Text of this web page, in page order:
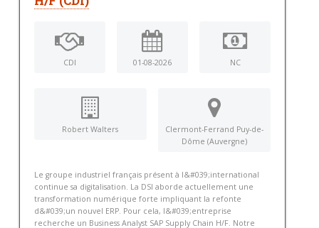
CDI 01-08-2026 NC
Robert Walters
Clermont-Ferrand Puy-de-
Dôme (Auvergne)
Le groupe industriel français présent à l&#039;international
continue sa digitalisation. La DSI aborde actuellement une
transformation numérique forte impliquant la refonte
d&#039;un nouvel ERP. Pour cela, l&#039;entreprise
recherche un Business Analyst SAP Supply Chain H/F. Notre